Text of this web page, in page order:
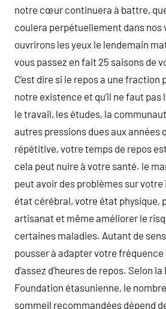
notre cœur continuera à battre,
coulera perpétuellement dans nos
ouvrirons les yeux le lendemain
vous passez en fait 25 saisons de
C’est dire si le repos a une
notre existence et qu’il ne faut pas
le travail, les études, la
autres pressions dues aux années
répétitive, votre temps de repos
cela peut nuire à votre santé. le
peut avoir des problèmes sur
état cérébral, votre état physique,
artisanat et même améliorer le
certaines maladies. Autant de
pousser à adapter votre
d’assez d’heures de repos. Selon
Foundation étasunienne, le nombre
sommeil recommandées dépend